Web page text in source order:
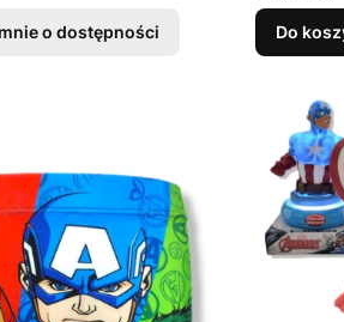
o dostępności Do